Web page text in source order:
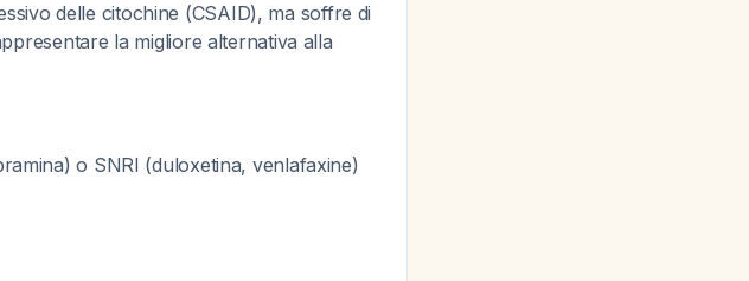
delle citochine (CSAID), ma soffre di
la migliore alternativa alla
o SNRI (duloxetina, venlafaxine)